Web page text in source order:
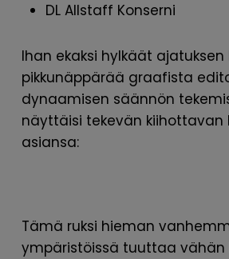
DL Allstaff Konserni
Ihan ekaksi hylkäät ajatuksen
pikkunäppärää graafista
dynaamisen säännön
näyttäisi tekevän kiihottavan
asiansa:
Tämä ruksi hieman
ympäristöissä tuuttaa vähän